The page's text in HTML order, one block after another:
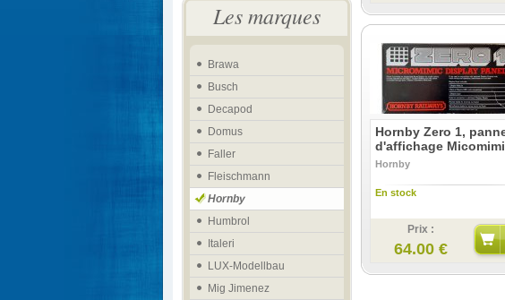
Les marques
Brawa
Busch
Decapod
Domus
Faller
Fleischmann
Hornby
Humbrol
Italeri
LUX-Modellbau
Mig Jimenez
Hornby Zero 1,
d'affichage
Hornby
En stock
Prix :
64.00 €